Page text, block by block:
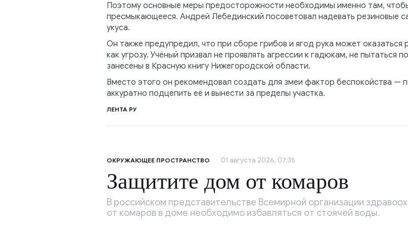
Поэтому основные меры предосторожности необходимы именно там,
пресмыкающееся. Андрей Лебединский посоветовал надевать резиновые
укуса.
Он также предупредил, что при сборе грибов и ягод рука может оказаться
как угрозу. Учёный призвал не проявлять агрессии к гадюкам, не пытаться
занесены в Красную книгу Нижегородской области.
Вместо этого он рекомендовал создать для змеи фактор беспокойства —
аккуратно подцепить её и вынести за пределы участка.
ЛЕНТА РУ
ОКРУЖАЮЩЕЕ ПРОСТРАНСТВО 01 августа 2026, 07:35
Защитите дом от комаров
В российском представительстве Всемирной организации
от комаров в доме необходимо избавляться от стоячей воды.